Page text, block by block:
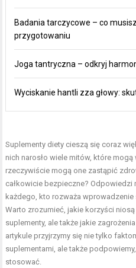
Badania tarczycowe – co
przygotowaniu
Joga tantryczna – odkryj
Wyciskanie hantli zza głowy:
Suplementy diety cieszą się coraz
nich narosło wiele mitów, które
rzeczywiście mogą one zastąpić
całkowicie bezpieczne? Odpowiedzi
każdego, kto rozważa
Warto zrozumieć, jakie korzyści
suplementy, ale także jakie
artykule przyjrzymy się nie tylko
suplementami, ale także
stosować.